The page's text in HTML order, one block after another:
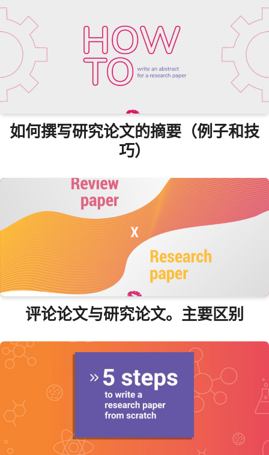
如何撰写研究论文的摘要（例子和技
巧）
评论论文与研究论文。主要区别